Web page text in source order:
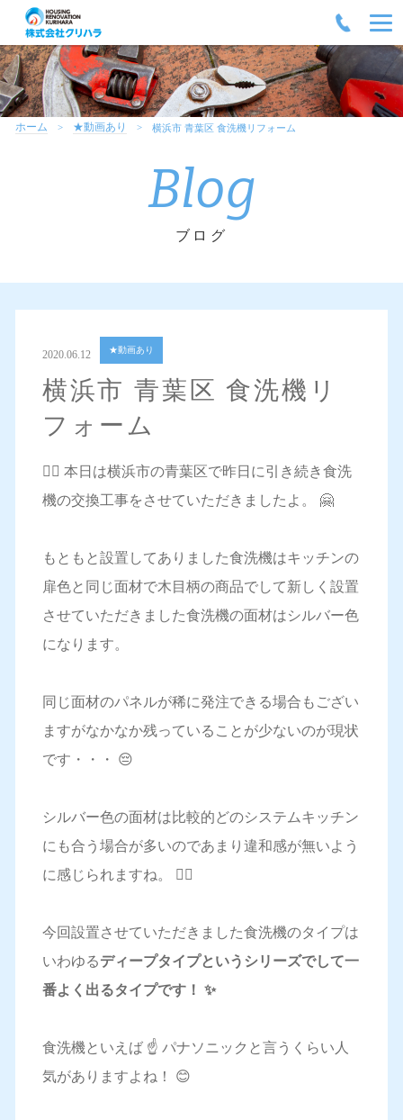
ホーム ★動画あり 横浜市 青葉区 食洗機リフォーム
Blog
ブログ
2020.06.12 ★動画あり
横浜市 青葉区 食洗機リ
フォーム
💁‍♀️ 本日は横浜市の青葉区で昨日に引き続き食洗
機の交換工事をさせていただきましたよ。 🤗
もともと設置してありました食洗機はキッチンの
扉色と同じ面材で木目柄の商品でして新しく設置
させていただきました食洗機の面材はシルバー色
になります。
同じ面材のパネルが稀に発注できる場合もござい
ますがなかなか残っていることが少ないのが現状
です・・・ 😔
シルバー色の面材は比較的どのシステムキッチン
にも合う場合が多いのであまり違和感が無いよう
に感じられますね。 🙋‍♀️
今回設置させていただきました食洗機のタイプは
いわゆるディープタイプというシリーズでして一
番よく出るタイプです！ ✨
食洗機といえば ☝️ パナソニックと言うくらい人
気がありますよね！ 😊